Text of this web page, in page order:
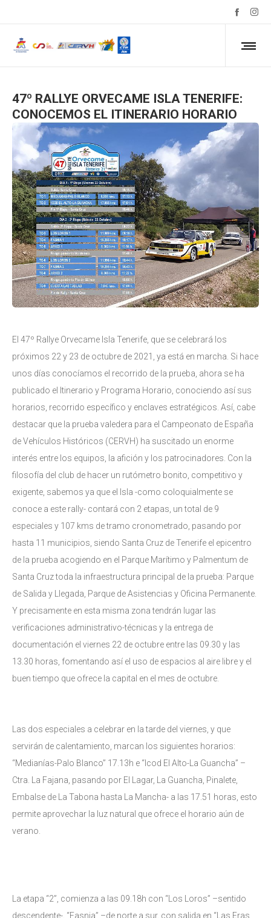
47º RALLYE ORVECAME ISLA TENERIFE:
CONOCEMOS EL ITINERARIO HORARIO
El 47º Rallye Orvecame Isla Tenerife, que se celebrará los
próximos 22 y 23 de octubre de 2021, ya está en marcha. Si hace
unos días conocíamos el recorrido de la prueba, ahora se ha
publicado el Itinerario y Programa Horario, conociendo así sus
horarios, recorrido específico y enclaves estratégicos. Así, cabe
destacar que la prueba valedera para el Campeonato de España
de Vehículos Históricos (CERVH) ha suscitado un enorme
interés entre los equipos, la afición y los patrocinadores. Con la
filosofía del club de hacer un rutómetro bonito, competitivo y
exigente, sabemos ya que el Isla -como coloquialmente se
conoce a este rally- contará con 2 etapas, un total de 9
especiales y 107 kms de tramo cronometrado, pasando por
hasta 11 municipios, siendo Santa Cruz de Tenerife el epicentro
de la prueba acogiendo en el Parque Marítimo y Palmentum de
Santa Cruz toda la infraestructura principal de la prueba: Parque
de Salida y Llegada, Parque de Asistencias y Oficina Permanente.
Y precisamente en esta misma zona tendrán lugar las
verificaciones administrativo-técnicas y la entrega de
documentación el viernes 22 de octubre entre las 09.30 y las
13.30 horas, fomentando así el uso de espacios al aire libre y el
buen tiempo que ofrece la capital en el mes de octubre.
Las dos especiales a celebrar en la tarde del viernes, y que
servirán de calentamiento, marcan los siguientes horarios:
“Medianías-Palo Blanco” 17.13h e “Icod El Alto-La Guancha” –
Ctra. La Fajana, pasando por El Lagar, La Guancha, Pinalete,
Embalse de La Tabona hasta La Mancha- a las 17.51 horas, esto
permite aprovechar la luz natural que ofrece el horario aún de
verano.
La etapa “2”, comienza a las 09.18h con “Los Loros” –sentido
descendente-, “Fasnia” –de norte a sur, con salida en “Las Eras